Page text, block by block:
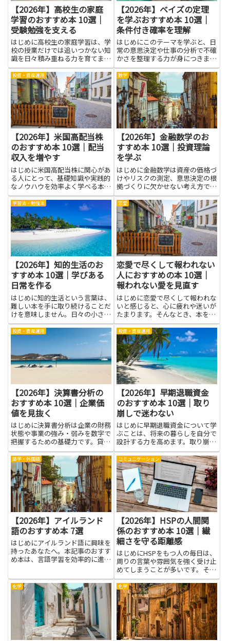
【2026年】高校生の家庭
学習のおすすめ本 10選｜
受験勉強を支える
はじめに高校生の家庭学習は、学
校の授業だけでは追いつかない知
識を日々積み重ねる力を育てま
す。家での少しの時間を有効に使
えるようになると、理解が深ま
り、テストの前の不安もやわらぎ
ます。読みやすい本を手に取る
と、難しい話も身近な例えでつな
がり、...
【2026年】ベイズの定理
を学ぶおすすめ本 10選｜
条件付き確率を理解
はじめにこのテーマを学ぶと、日
常の意思決定や仕事の分析で不確
かさを整理する力が身につきま
す。ベイズの定理は、すでにある
情報と新しいデータを組み合わせ
て確率を更新する考え方を提供し
ます。条件付き確率の理解は、原
因と結果のつながりを見える化
し、...
投資・資産運用
【2026年】米国高配当株
のおすすめ本 10選｜配当
収入を増やす
はじめに米国高配当株に関心があ
る人にとって、基礎知識や実践的
なノウハウを効率よく学べる本は
強い味方になります。本記事で紹
介する本は、配当の仕組み、銘柄
選びのポイント、税務やリスク管
理、長期保有の考え方などを分か
りやすく解説するものを中心に
選...
数学
【2026年】金融数学のお
すすめ本 10選｜投資理論
を学ぶ
はじめに金融数学は資産の価格づ
けやリスクの測定、意思決定の根
拠づくりに欠かせない考え方で
す。投資理論を学ぶと、市場の動
きを数理モデルでとらえ、期待と
不確実性の関係を整理できます。
この記事は、実務と学習の入口と
して役立つ視点を、初心者にも分
か...
学習法・勉強法
【2026年】知的生活のお
すすめ本 10選｜学びある
日常を作る
はじめに知的生活という言葉は、
難しい本を手に取り続けることだ
けを意味しません。日々の小さな
選択や好奇心を満たす、つみ重ね
の暮らし方を指します。この視点
を持つと、読書が特別な作業では
なく、日常の一部になると感じら
れます。まず大切なのは、身の
回...
恋愛
恋愛で尽くして報われない
人におすすめの本 10選｜
報われない愛を見直す
はじめに恋愛で尽くして報われな
いと感じると、心に疲れや迷いが
たまります。そんなとき、本を読
むことで自分の行動パターンや感
情の仕組みを客観的に知る助けに
なります。恋愛における「尽くし
てしまう自分」をただ責めるので
はなく、なぜそうしてしまうの
か...
投資・資産運用
【2026年】決算書分析の
おすすめ本 10選｜企業価
値を見抜く
はじめに決算書分析は企業の財務
状態や事業の強み・弱みを数字で
把握するための基礎力です。貸借
対照表や損益計算書、キャッシュ
フローの見方を身につけること
で、企業価値を冷静に評価できる
ようになります。投資判断や取引
先の信用評価、社内での経営改善
提...
投資・資産運用
【2026年】早期退職資金
のおすすめ本 10選｜取り
崩しで迷わない
はじめに早期退職資金について学
ぶことは、将来の暮らしを自分で
設計する力を高めます。取り崩し
の基本やリスクの考え方を知る
と、何にお金を使い、どの資産を
優先して取り崩すかを冷静に判断
できるようになります。本を通し
て具体的な事例や計算の考え方、
税...
語学・外国語
【2026年】アイルランド
語のおすすめ本 7選
はじめにアイルランド語に興味を
持ったあなたへ。本記事のおすす
め本は、言語学習を効率的に進め
く・話す・読む・書くの四技能が
バランスよく伸び、学習の実感が
得やすくなります。民話や詩、
コミュニケーション
【2026年】HSPの人間関
係のおすすめ本 10選｜繊
細さを守る距離感
はじめにHSPをもつ人の毎日は、
周りの言葉や雰囲気を強く受け止
めてしまうことが多いです。そん
なとき、無理をせず自分の感受性
を大切にする選択が、長い付き合
いを楽にします。ここで紹介する
内容は、難しく考えず実践できる
小さなヒントを集めたものです...
化学 化学